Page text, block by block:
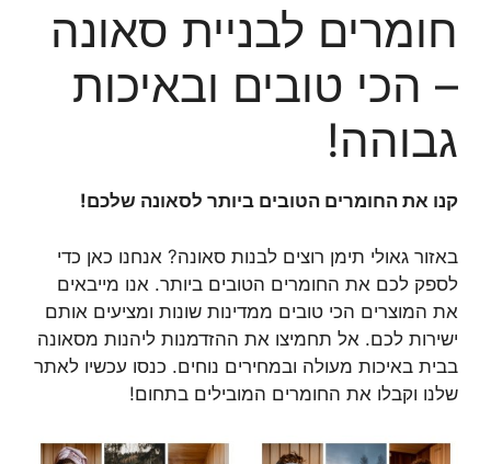
חומרים לבניית סאונה
– הכי טובים ובאיכות
גבוהה!
קנו את החומרים הטובים ביותר לסאונה שלכם!
באזור גאולי תימן רוצים לבנות סאונה? אנחנו כאן כדי
לספק לכם את החומרים הטובים ביותר. אנו מייבאים
את המוצרים הכי טובים ממדינות שונות ומציעים אותם
ישירות לכם. אל תחמיצו את ההזדמנות ליהנות מסאונה
בבית באיכות מעולה ובמחירים נוחים. כנסו עכשיו לאתר
שלנו וקבלו את החומרים המובילים בתחום!